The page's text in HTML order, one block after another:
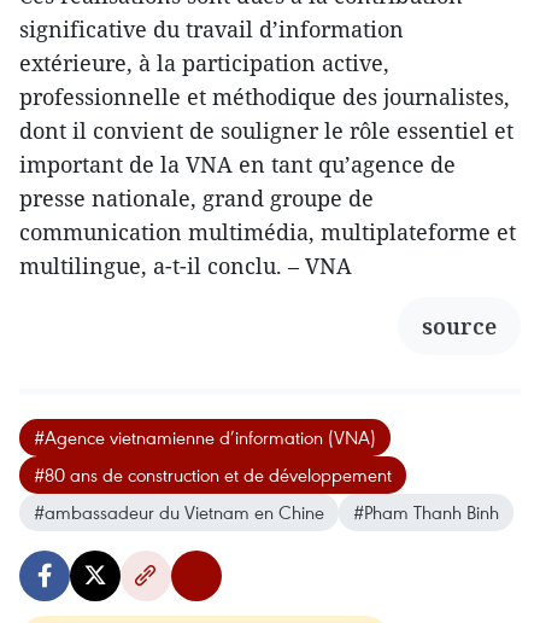
significative du travail d’information
extérieure, à la participation active,
professionnelle et méthodique des journalistes,
dont il convient de souligner le rôle essentiel et
important de la VNA en tant qu’agence de
presse nationale, grand groupe de
communication multimédia, multiplateforme et
multilingue, a-t-il conclu. – VNA
source
#Agence vietnamienne d’information (VNA)
#80 ans de construction et de développement
#ambassadeur du Vietnam en Chine
#Pham Thanh Binh